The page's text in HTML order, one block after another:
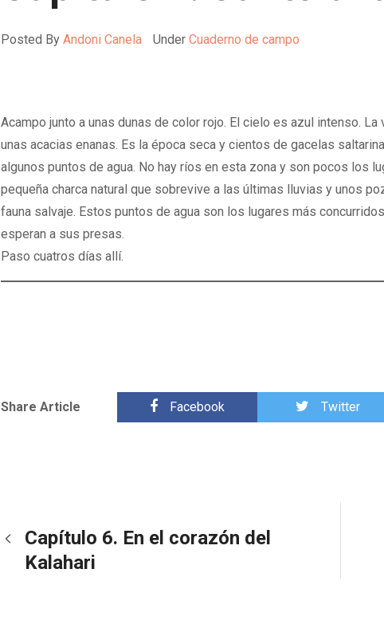
Posted By Andoni Canela Under Cuaderno de campo
Acampo junto a unas dunas de color rojo. El cielo es azul intenso.
unas acacias enanas. Es la época seca y cientos de gacelas
algunos puntos de agua. No hay ríos en esta zona y son pocos los
pequeña charca natural que sobrevive a las últimas lluvias y unos
fauna salvaje. Estos puntos de agua son los lugares más
esperan a sus presas.
Paso cuatros días allí.
Share Article Facebook Twitter
Capítulo 6. En el corazón del
Kalahari